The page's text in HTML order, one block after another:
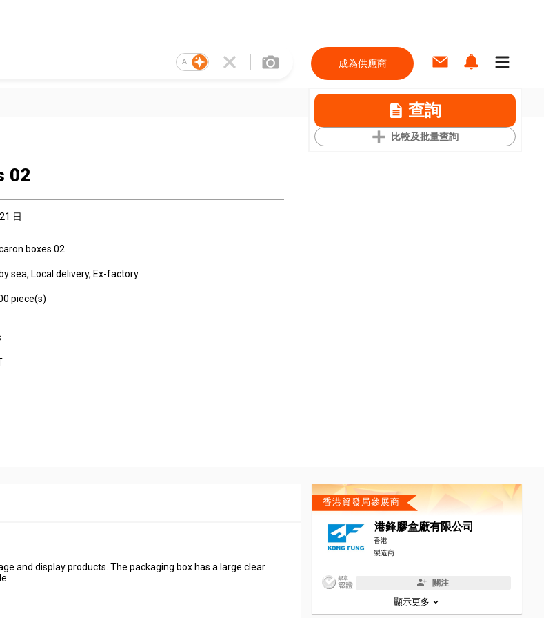
AI 成為供應商
查詢
比較及批量查詢
02
日
boxes 02
sea, Local delivery, Ex-factory
piece(s)
and display products. The packaging box has a large clear
香港貿發局參展商
港鋒膠盒廠有限公司
香港
製造商
關注
顯示更多